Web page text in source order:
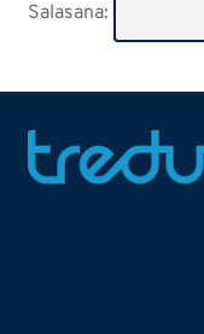
Salasana: